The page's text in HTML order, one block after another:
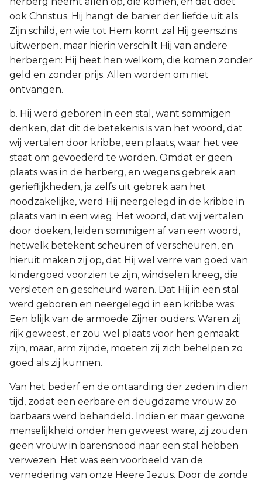
ook Christus. Hij hangt de banier der liefde uit als
Zijn schild, en wie tot Hem komt zal Hij geenszins
uitwerpen, maar hierin verschilt Hij van andere
herbergen: Hij heet hen welkom, die komen zonder
geld en zonder prijs. Allen worden om niet
ontvangen.
b. Hij werd geboren in een stal, want sommigen
denken, dat dit de betekenis is van het woord, dat
wij vertalen door kribbe, een plaats, waar het vee
staat om gevoederd te worden. Omdat er geen
plaats was in de herberg, en wegens gebrek aan
gerieflijkheden, ja zelfs uit gebrek aan het
noodzakelijke, werd Hij neergelegd in de kribbe in
plaats van in een wieg. Het woord, dat wij vertalen
door doeken, leiden sommigen af van een woord,
hetwelk betekent scheuren of verscheuren, en
hieruit maken zij op, dat Hij wel verre van goed van
kindergoed voorzien te zijn, windselen kreeg, die
versleten en gescheurd waren. Dat Hij in een stal
werd geboren en neergelegd in een kribbe was:
Een blijk van de armoede Zijner ouders. Waren zij
rijk geweest, er zou wel plaats voor hen gemaakt
zijn, maar, arm zijnde, moeten zij zich behelpen zo
goed als zij kunnen.
Van het bederf en de ontaarding der zeden in dien
tijd, zodat een eerbare en deugdzame vrouw zo
barbaars werd behandeld. Indien er maar gewone
menselijkheid onder hen geweest ware, zij zouden
geen vrouw in barensnood naar een stal hebben
verwezen. Het was een voorbeeld van de
vernedering van onze Heere Jezus. Door de zonde